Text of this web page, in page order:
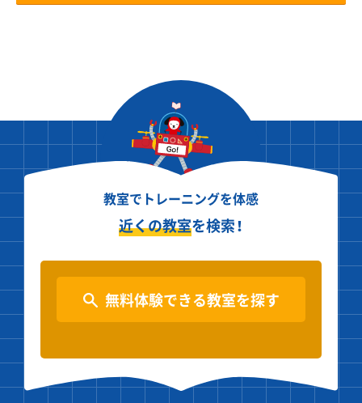
教室でトレーニングを体感
近くの教室を検索！
無料体験できる教室を探す